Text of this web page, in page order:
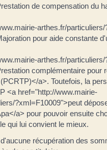
de compensation du
arthes.fr/particuliers/
pour aide constante
arthes.fr/particuliers/
complémentaire pour
a>. Toutefois, la
<a href="http://www.mairie-
?xml=F10009">peut
a> pour pouvoir ensuite
qui lui convient le mieux.
récupération des